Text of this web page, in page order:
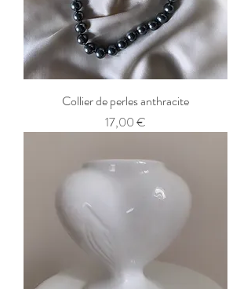
Collier de perles anthracite
Prix
17,00 €